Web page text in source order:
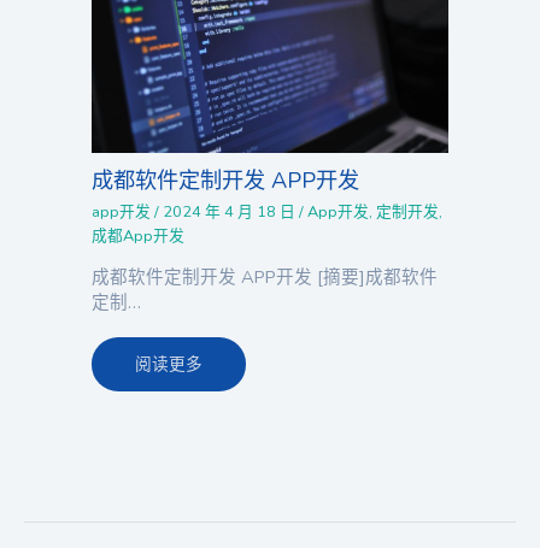
成都软件定制开发 APP开发
app开发 / 2024 年 4 月 18 日/App开发, 定制开发,
成都App开发
成都软件定制开发 APP开发 [摘要]成都软件
定制…
阅读更多